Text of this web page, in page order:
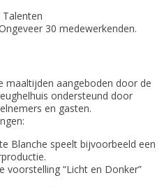
30 medewerkenden.
maaltijden aangeboden door de
ondersteund door
en gasten.
Blanche speelt bijvoorbeeld een
voorstelling “Licht en Donker”